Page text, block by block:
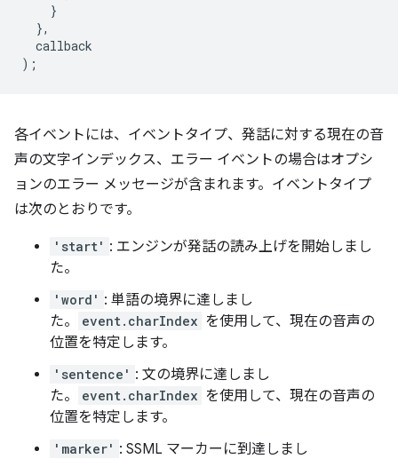
}
},
callback
);
各イベントには、イベントタイプ、発話に対する現在の音
声の文字インデックス、エラー イベントの場合はオプシ
ョンのエラー メッセージが含まれます。イベントタイプ
は次のとおりです。
'start' : エンジンが発話の読み上げを開始しまし
た。
'word' : 単語の境界に達しまし
た。
event.charIndex を使用して、現在の音声の
位置を特定します。
'sentence' : 文の境界に達しまし
た。
event.charIndex を使用して、現在の音声の
位置を特定します。
'marker' : SSML マーカーに到達しまし